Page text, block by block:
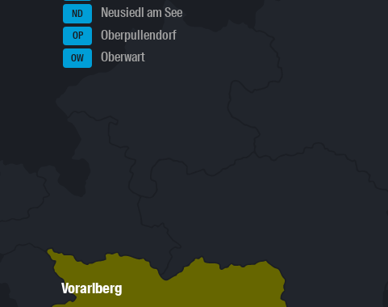
ND Neusiedl am See
OP Oberpullendorf
OW Oberwart
Vorarlberg